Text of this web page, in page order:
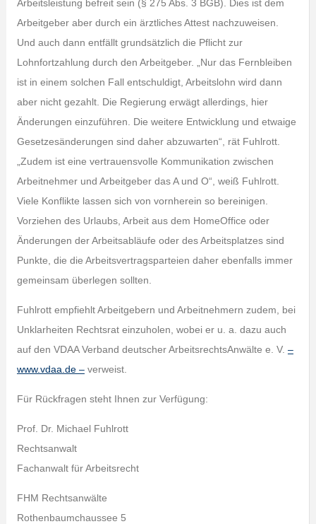
Arbeitsleistung befreit sein (§ 275 Abs. 3 BGB). Dies ist dem
Arbeitgeber aber durch ein ärztliches Attest nachzuweisen.
Und auch dann entfällt grundsätzlich die Pflicht zur
Lohnfortzahlung durch den Arbeitgeber. „Nur das Fernbleiben
ist in einem solchen Fall entschuldigt, Arbeitslohn wird dann
aber nicht gezahlt. Die Regierung erwägt allerdings, hier
Änderungen einzuführen. Die weitere Entwicklung und etwaige
Gesetzesänderungen sind daher abzuwarten“, rät Fuhlrott.
„Zudem ist eine vertrauensvolle Kommunikation zwischen
Arbeitnehmer und Arbeitgeber das A und O“, weiß Fuhlrott.
Viele Konflikte lassen sich von vornherein so bereinigen.
Vorziehen des Urlaubs, Arbeit aus dem HomeOffice oder
Änderungen der Arbeitsabläufe oder des Arbeitsplatzes sind
Punkte, die die Arbeitsvertragsparteien daher ebenfalls immer
gemeinsam überlegen sollten.
Fuhlrott empfiehlt Arbeitgebern und Arbeitnehmern zudem, bei
Unklarheiten Rechtsrat einzuholen, wobei er u. a. dazu auch
auf den VDAA Verband deutscher ArbeitsrechtsAnwälte e. V. –
www.vdaa.de –verweist.
Für Rückfragen steht Ihnen zur Verfügung:
Prof. Dr. Michael Fuhlrott
Rechtsanwalt
Fachanwalt für Arbeitsrecht
FHM Rechtsanwälte
Rothenbaumchaussee 5